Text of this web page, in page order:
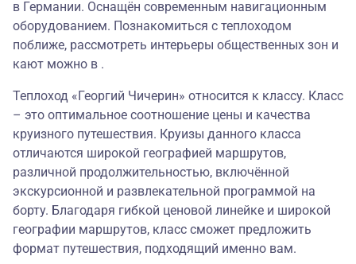
в Германии. Оснащён современным навигационным
оборудованием. Познакомиться с теплоходом
поближе, рассмотреть интерьеры общественных зон и
кают можно в .
Теплоход «Георгий Чичерин» относится к классу. Класс
– это оптимальное соотношение цены и качества
круизного путешествия. Круизы данного класса
отличаются широкой географией маршрутов,
различной продолжительностью, включённой
экскурсионной и развлекательной программой на
борту. Благодаря гибкой ценовой линейке и широкой
географии маршрутов, класс сможет предложить
формат путешествия, подходящий именно вам.